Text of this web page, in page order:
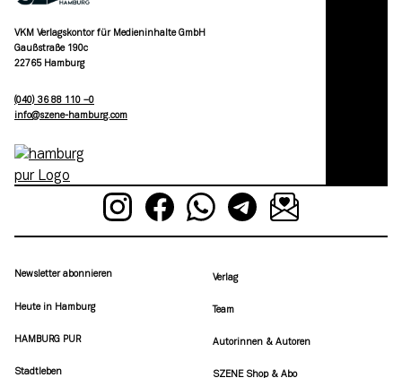
VKM Verlagskontor für Medieninhalte GmbH
Gaußstraße 190c
22765 Hamburg
(040) 36 88 110 –0
moc.grubmah-enezs@ofni
Newsletter abonnieren
Heute in Hamburg
HAMBURG PUR
Stadtleben
Verlag
Team
Autorinnen & Autoren
SZENE Shop & Abo